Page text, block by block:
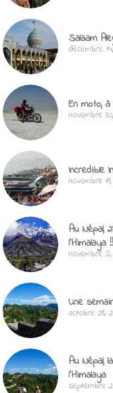
Salaam
décembre
En moto,
novembre
Incredible
novembre
Au Népal,
l’Himalaya
novembre 5,
Une
octobre 28,
Au Népal,
l’Himalaya
septembre